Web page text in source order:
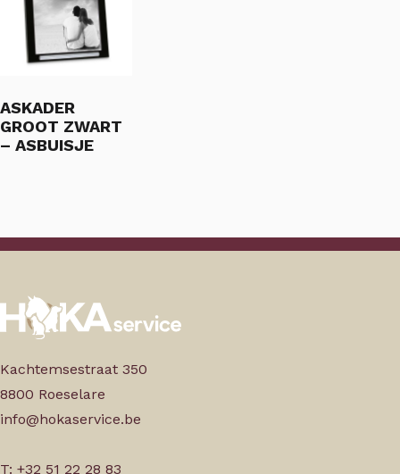
ASKADER
GROOT ZWART
– ASBUISJE
Kachtemsestraat 350
8800 Roeselare
info@hokaservice.be
T: +32 51 22 28 83